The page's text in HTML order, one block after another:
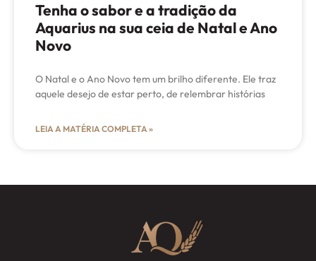
Tenha o sabor e a tradição da
Aquarius na sua ceia de Natal e Ano
Novo
O Natal e o Ano Novo tem um brilho diferente. Ele traz
aquele desejo de estar perto, de relembrar histórias
LEIA A MATÉRIA COMPLETA »